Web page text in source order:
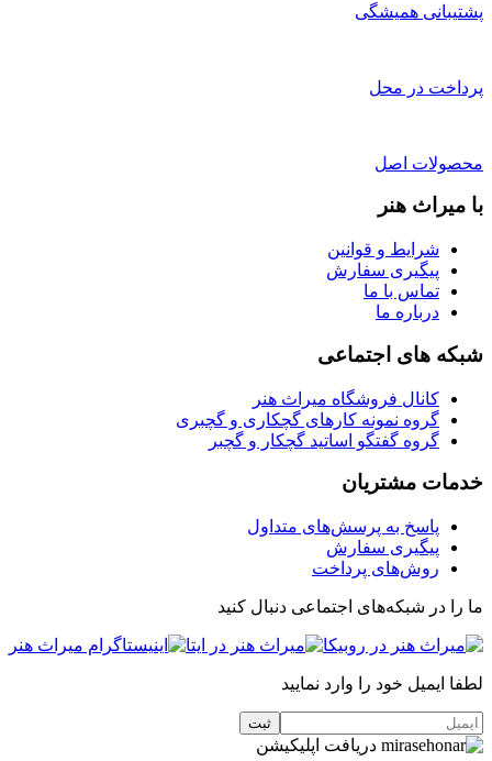
پشتیبانی همیشگی
پرداخت در محل
محصولات اصل
با میراث هنر
شرایط و قوانین
پیگیری سفارش
تماس با ما
درباره ما
شبکه های اجتماعی
کانال فروشگاه میراث هنر
گروه نمونه کارهای گچکاری و گچبری
گروه گفتگو اساتید گچکار و گچبر
خدمات مشتریان
پاسخ به پرسش‌های متداول
پیگیری سفارش
روش‌های پرداخت
ما را در شبکه‌های اجتماعی دنبال کنید
لطفا ایمیل خود را وارد نمایید
دریافت اپلیکیشن